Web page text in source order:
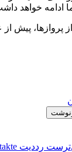
ادامه خواهد
پیش از عزیمت به
‫رددیت